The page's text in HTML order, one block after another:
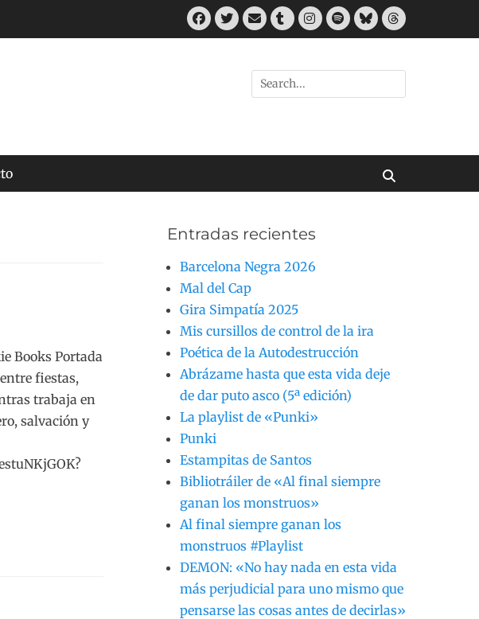
Facebook
TwitterCorreo
electrónico
TumblrInstagram
Spotify
BlueskyThreads
Buscar
por:
Books Portada
fiestas,
trabaja en
salvación y
Entradas recientes
Barcelona Negra 2026
Mal del Cap
Gira Simpatía 2025
Mis cursillos de control de la ira
Poética de la Autodestrucción
Abrázame hasta que esta vida deje
de dar puto asco (5ª edición)
La playlist de «Punki»
Punki
Estampitas de Santos
Bibliotráiler de «Al final siempre
ganan los monstruos»
Al final siempre ganan los
monstruos #Playlist
DEMON: «No hay nada en esta vida
más perjudicial para uno mismo que
pensarse las cosas antes de decirlas»